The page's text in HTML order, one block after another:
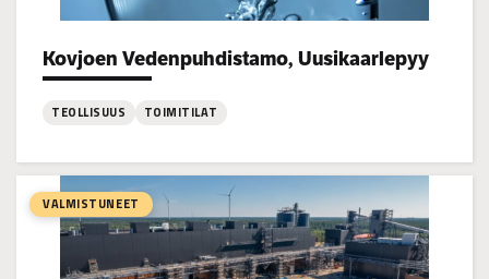
Kovjoen Vedenpuhdistamo, Uusikaarlepyy
Project types:
TEOLLISUUS TOIMITILAT
Kovjoen
Vedenpuhdistamo,
Uusikaarlepyy
VALMISTUNEET